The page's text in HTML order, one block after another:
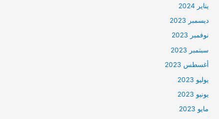
يناير 2024
ديسمبر 2023
نوفمبر 2023
سبتمبر 2023
أغسطس 2023
يوليو 2023
يونيو 2023
مايو 2023